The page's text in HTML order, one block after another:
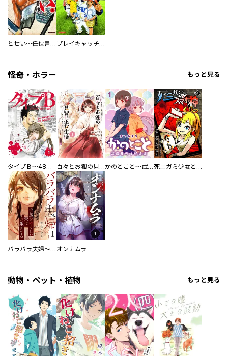
とせい～任侠書房～ プレイキャッチ 背番号への想い編
怪奇・ホラー もっと見る
タイプＢ～48時間後、致死率100％～【単話】 百々とお狐の見習い巫女生活【単行本版】 かのとこと～武蔵花町怪話譚～ 【連載版】 死ニガミ少女とスマホ神
バラバラ夫婦～手足をなくした夫はまだ生きてる オンナムラ
動物・ペット・植物 もっと見る